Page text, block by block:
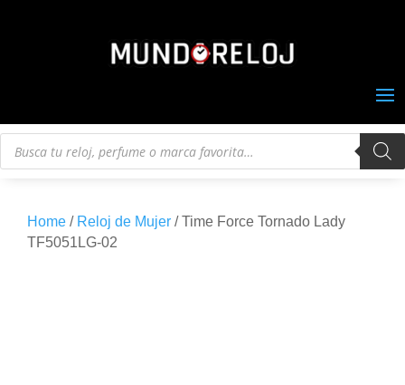
Búsqueda
Home / Reloj de Mujer / Time Force Tornado Lady
TF5051LG-02